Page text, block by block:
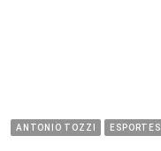
ANTONIO TOZZI ESPORTES